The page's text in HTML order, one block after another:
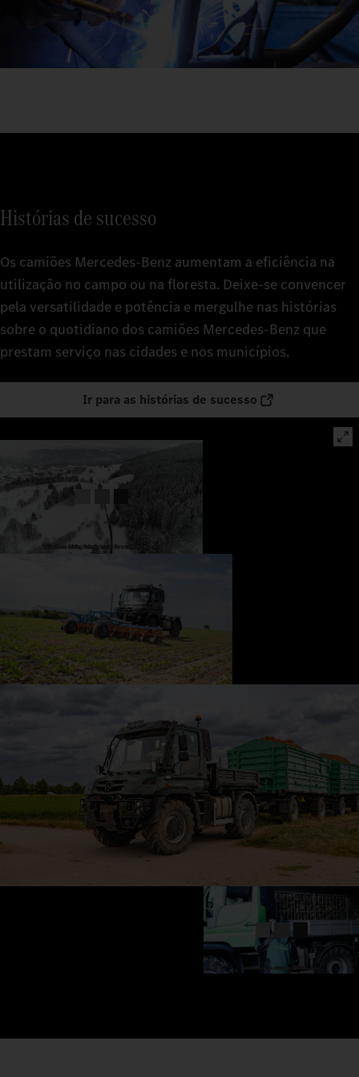
Histórias de sucesso
Os camiões Mercedes‑Benz aumentam a eficiência na
utilização no campo ou na floresta. Deixe-se convencer
pela versatilidade e potência e mergulhe nas histórias
sobre o quotidiano dos camiões Mercedes‑Benz que
prestam serviço nas cidades e nos municípios.
Ir para as histórias de sucesso